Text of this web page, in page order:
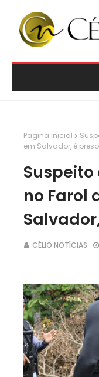
Página inicial
em Salvador, é preso
no Farol
CÉLIO NOTÍCIAS